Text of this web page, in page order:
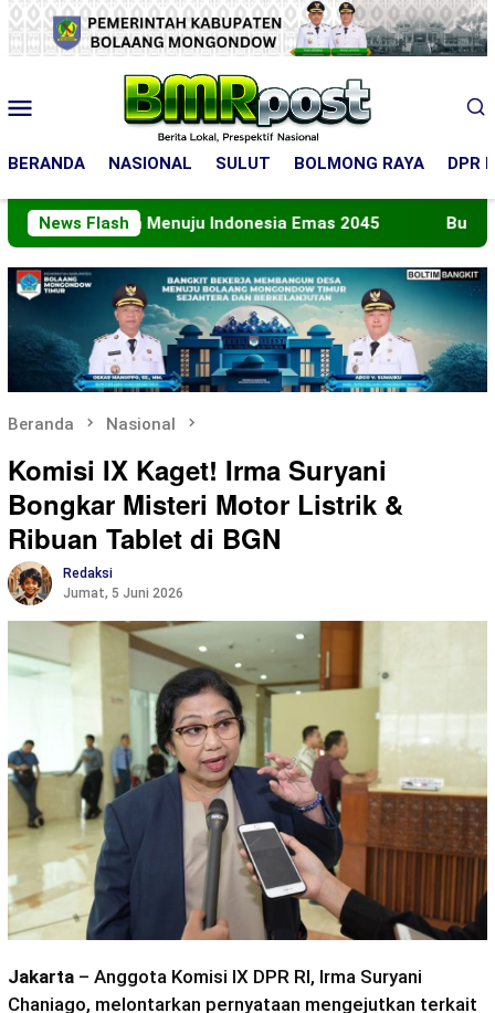
Loncat
ke
konten
Mobile
BERANDA NASIONAL SULUT BOLMONG RAYA DPR
News Flash
Menuju Indonesia Emas 2045 Bupati Boltara
Beranda Nasional
Komisi IX Kaget! Irma Suryani
Bongkar Misteri Motor Listrik &
Ribuan Tablet di BGN
Redaksi
Jumat, 5 Juni 2026
Jakarta – Anggota Komisi IX DPR RI, Irma Suryani
Chaniago, melontarkan pernyataan mengejutkan terkait